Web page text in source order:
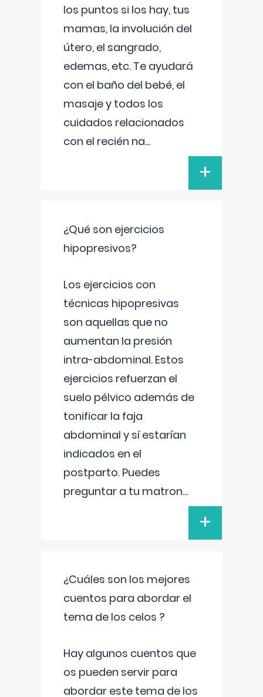
los puntos si los hay, tus
mamas, la involución del
útero, el sangrado,
edemas, etc. Te ayudará
con el baño del bebé, el
masaje y todos los
cuidados relacionados
con el recién na...
+
¿Qué son ejercicios
hipopresivos?
Los ejercicios con
técnicas hipopresivas
son aquellas que no
aumentan la presión
intra-abdominal. Estos
ejercicios refuerzan el
suelo pélvico además de
tonificar la faja
abdominal y sí estarían
indicados en el
postparto. Puedes
preguntar a tu matron...
+
¿Cuáles son los mejores
cuentos para abordar el
tema de los celos ?
Hay algunos cuentos que
os pueden servir para
abordar este tema de los